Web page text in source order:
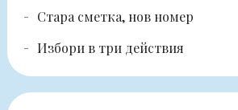
Стара сметка, нов номер
Избори в три действия